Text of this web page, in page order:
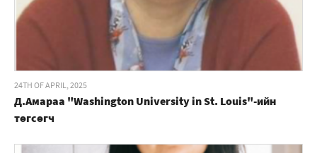
24TH OF APRIL, 2025
Д.Амараа "Washington University in St. Louis"-ийн
төгсөгч